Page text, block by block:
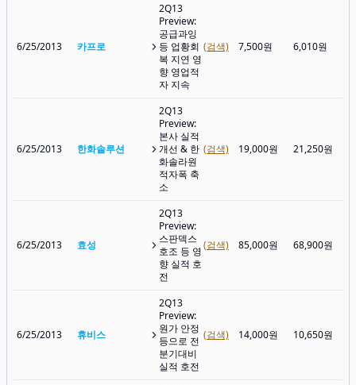
6/25/2013 카프로
2Q13
Preview:
공급과잉
등 업황회
복 지연 영
향 영업적
자 지속
(검색) 7,500원 6,010원
6/25/2013 한화솔루션
2Q13
Preview:
본사 실적
개선 & 한
화솔라원
적자폭 축
소
(검색) 19,000원 21,250원
6/25/2013 효성
2Q13
Preview:
스판덱스
호조 등 영
향 실적 호
전
(검색) 85,000원 68,900원
6/25/2013 휴비스
2Q13
Preview:
원가 안정
등으로 전
분기대비
실적 호전
(검색) 14,000원 10,650원